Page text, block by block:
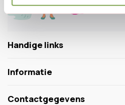
Handige links
Informatie
Contactgegevens